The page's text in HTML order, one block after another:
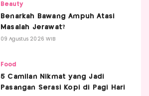
Beauty
Benarkah Bawang Ampuh Atasi
Masalah Jerawat?
09 Agustus 2026 WIB
Food
5 Camilan Nikmat yang Jadi
Pasangan Serasi Kopi di Pagi Hari